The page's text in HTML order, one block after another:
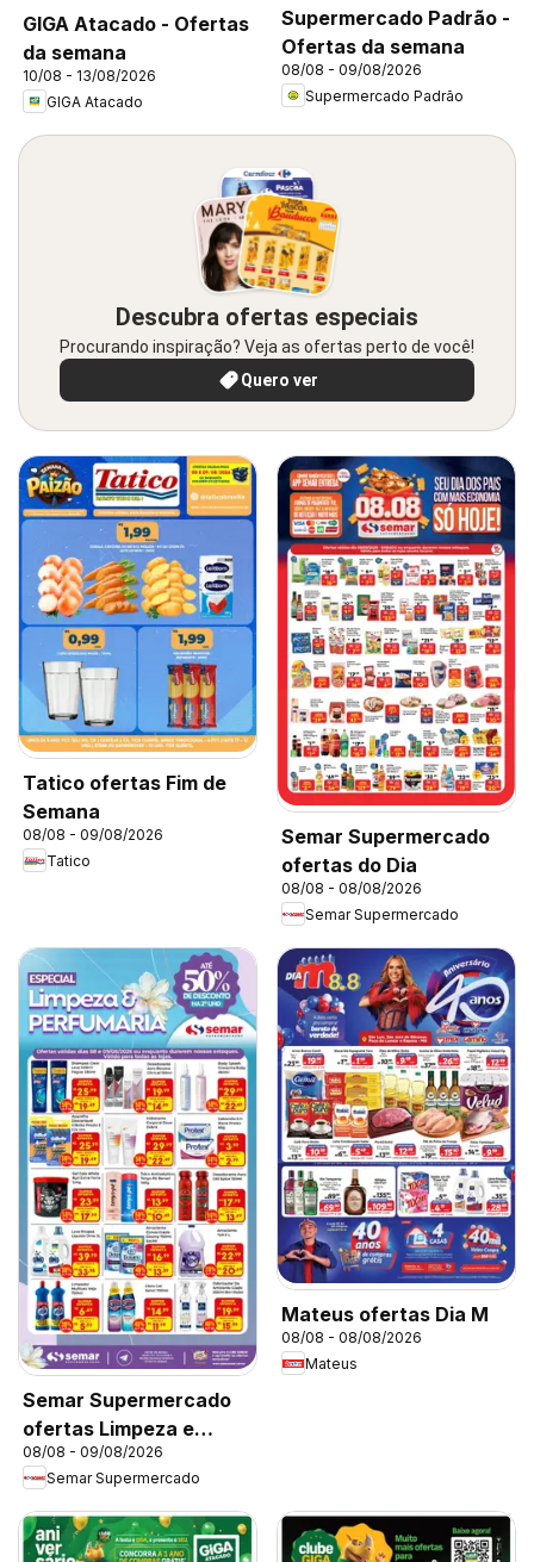
GIGA Atacado - Ofertas
da semana
10/08 - 13/08/2026
GIGA Atacado
Supermercado Padrão -
Ofertas da semana
08/08 - 09/08/2026
Supermercado Padrão
Descubra ofertas especiais
Procurando inspiração? Veja as ofertas perto de você!
Quero ver
Tatico ofertas Fim de
Semana
08/08 - 09/08/2026
Tatico
Semar Supermercado
ofertas do Dia
08/08 - 08/08/2026
Semar Supermercado
Semar Supermercado
ofertas Limpeza e
Perfumaria
08/08 - 09/08/2026
Semar Supermercado
Mateus ofertas Dia M
08/08 - 08/08/2026
Mateus